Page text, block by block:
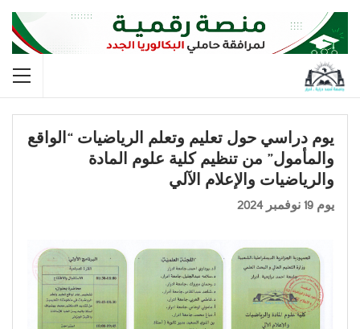
يوم دراسي حول تعليم وتعلم الرياضيات “الواقع
والمأمول” من تنظيم كلية علوم المادة
والرياضيات والإعلام الآلي
يوم 19 نوفمبر 2024